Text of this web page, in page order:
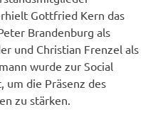
Gottfried Kern das
Brandenburg als
und Christian Frenzel als
wurde zur Social
um die Präsenz des
zu stärken.